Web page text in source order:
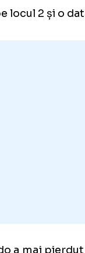
locul 2 și o
a mai